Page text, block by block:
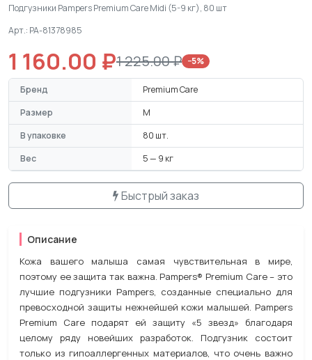
Подгузники Pampers Premium Care Midi (5-9 кг), 80 шт
Арт.: PA-81378985
1 160.00 ₽1 225.00 ₽ −5%
Бренд
Premium Care
Размер
M
В упаковке
80 шт.
Вес
5 — 9 кг
Быстрый заказ
Описание
Кожа вашего малыша самая чувствительная в мире,
поэтому ее защита так важна. Pampers® Premium Care – это
лучшие подгузники Pampers, созданные специально для
превосходной защиты нежнейшей кожи малышей. Pampers
Premium Care подарят ей защиту «5 звезд» благодаря
целому ряду новейших разработок. Подгузник состоит
только из гипоаллергенных материалов, что очень важно